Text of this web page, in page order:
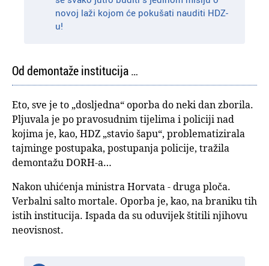
novoj laži kojom će pokušati nauditi HDZ-
u!
Od demontaže institucija …
Eto, sve je to „dosljedna“ oporba do neki dan zborila.
Pljuvala je po pravosudnim tijelima i policiji nad
kojima je, kao, HDZ „stavio šapu“, problematizirala
tajminge postupaka, postupanja policije, tražila
demontažu DORH-a…
Nakon uhićenja ministra Horvata - druga ploča.
Verbalni salto mortale. Oporba je, kao, na braniku tih
istih institucija. Ispada da su oduvijek štitili njihovu
neovisnost.